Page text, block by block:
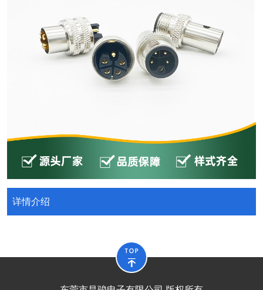
详情介绍